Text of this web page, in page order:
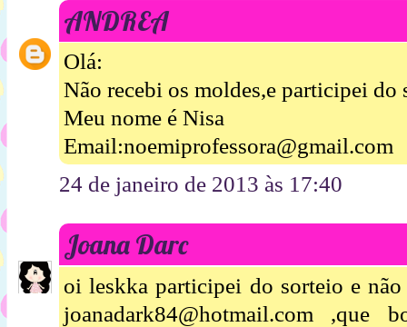
ANDREA
Olá:
Não recebi os moldes,e participei do
Meu nome é Nisa
Email:noemiprofessora@gmail.com
24 de janeiro de 2013 às 17:40
Joana Darc
oi leskka participei do sorteio e
joanadark84@hotmail.com